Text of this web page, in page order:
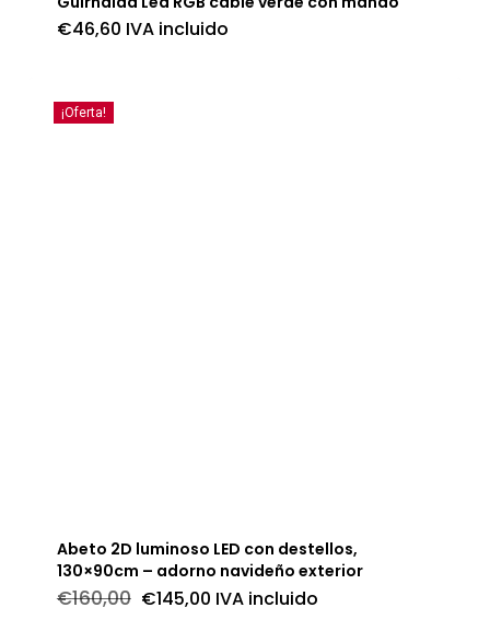
€46,60 IVA incluido
¡Oferta!
Abeto 2D luminoso LED con destellos,
130×90cm – adorno navideño exterior
€160,00 El
precio
€145,00ElIVA incluido